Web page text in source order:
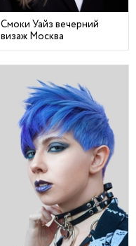
Смоки Уайз вечерний
визаж Москва